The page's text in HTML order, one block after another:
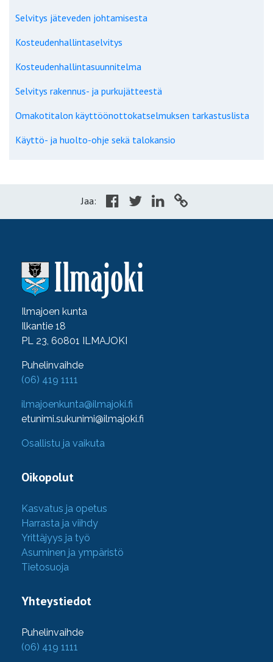
Selvitys jäteveden johtamisesta
Kosteudenhallintaselvitys
Kosteudenhallintasuunnitelma
Selvitys rakennus- ja purkujätteestä
Omakotitalon käyttöönottokatselmuksen tarkastuslista
Käyttö- ja huolto-ohje sekä talokansio
Jaa:
Ilmajoen kunta
Ilkantie 18
PL 23, 60801 ILMAJOKI
Puhelinvaihde
(06) 419 1111
ilmajoenkunta@ilmajoki.fi
etunimi.sukunimi@ilmajoki.fi
Osallistu ja vaikuta
Oikopolut
Kasvatus ja opetus
Harrasta ja viihdy
Yrittäjyys ja työ
Asuminen ja ympäristö
Tietosuoja
Yhteystiedot
Puhelinvaihde
(06) 419 1111